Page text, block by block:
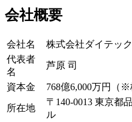
会社概要
会社名
株式会社ダイテック
代表者
名
芦原 司
資本金 768億6,000万円（※
所在地
〒140-0013 東京都
ル